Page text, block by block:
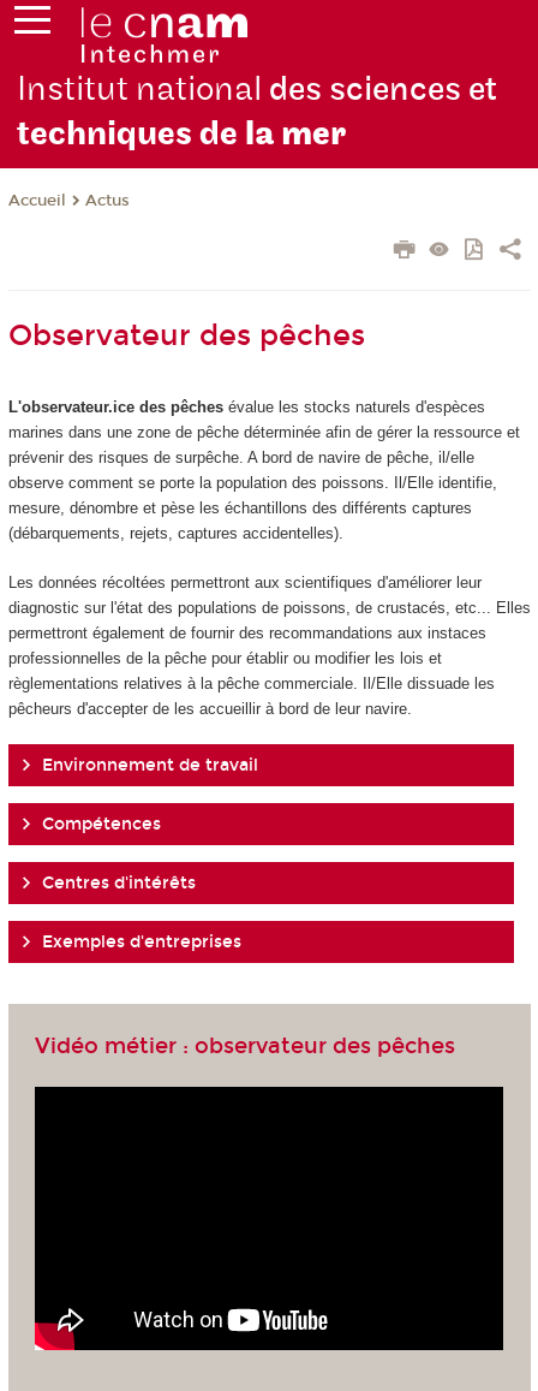
Institut national des sciences et
techniques de la mer
Accueil Actus
Observateur des pêches
L'observateur.ice des pêchesévalue les stocks naturels d'espèces
marines dans une zone de pêche déterminée afin de gérer la ressource et
prévenir des risques de surpêche. A bord de navire de pêche, il/elle
observe comment se porte la population des poissons. Il/Elle identifie,
mesure, dénombre et pèse les échantillons des différents captures
(débarquements, rejets, captures accidentelles).
Les données récoltées permettront aux scientifiques d'améliorer leur
diagnostic sur l'état des populations de poissons, de crustacés, etc... Elles
permettront également de fournir des recommandations aux instaces
professionnelles de la pêche pour établir ou modifier les lois et
règlementations relatives à la pêche commerciale. Il/Elle dissuade les
pêcheurs d'accepter de les accueillir à bord de leur navire.
Environnement de travail
Compétences
Centres d'intérêts
Exemples d'entreprises
Vidéo métier : observateur des pêches